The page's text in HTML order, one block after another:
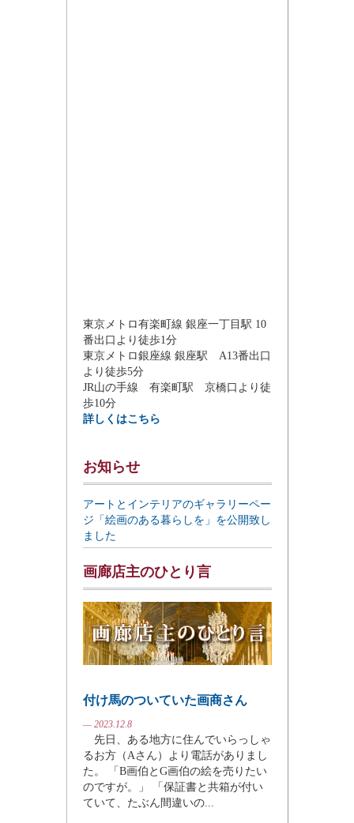
東京メトロ有楽町線 銀座一丁目駅 10
番出口より徒歩1分
東京メトロ銀座線 銀座駅 A13番出口
より徒歩5分
JR山の手線 有楽町駅 京橋口より徒
歩10分
詳しくはこちら
お知らせ
アートとインテリアのギャラリーペー
ジ「絵画のある暮らしを」を公開致し
ました
画廊店主のひとり言
付け馬のついていた画商さん
— 2023.12.8
先日、ある地方に住んでいらっしゃ
るお方（Aさん）より電話がありまし
た。 「B画伯とG画伯の絵を売りたい
のですが。」 「保証書と共箱が付い
ていて、たぶん間違いの...